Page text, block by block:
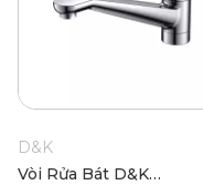
D&K
Vòi Rửa Bát D&K